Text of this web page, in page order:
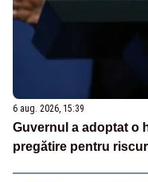
6 aug. 2026, 15:39
Guvernul a adoptat o
pregătire pentru